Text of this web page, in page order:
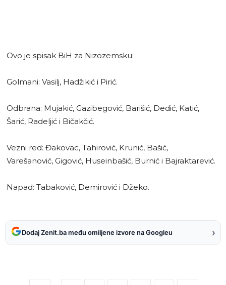
Ovo je spisak BiH za Nizozemsku:
Golmani: Vasilj, Hadžikić i Pirić.
Odbrana: Mujakić, Gazibegović, Barišić, Dedić, Katić,
Šarić, Radeljić i Bičakčić.
Vezni red: Đakovac, Tahirović, Krunić, Bašić,
Varešanović, Gigović, Huseinbašić, Burnić i Bajraktarević.
Napad: Tabaković, Demirović i Džeko.
Dodaj Zenit.ba među omiljene izvore na Googleu ›